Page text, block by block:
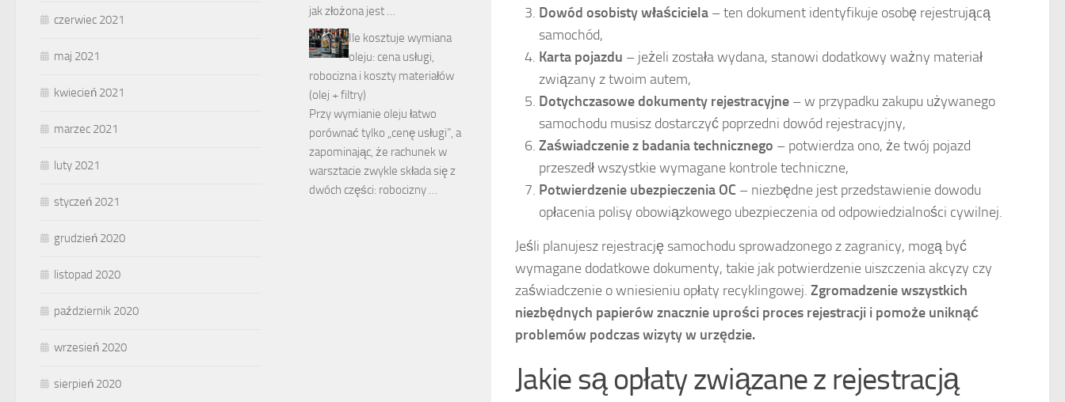
Dowód osobisty właściciela – ten dokument identyfikuje osobę rejestrującą
samochód,
Karta pojazdu – jeżeli została wydana, stanowi dodatkowy ważny materiał
związany z twoim autem,
Dotychczasowe dokumenty rejestracyjne – w przypadku zakupu używanego
samochodu musisz dostarczyć poprzedni dowód rejestracyjny,
Zaświadczenie z badania technicznego – potwierdza ono, że twój pojazd
przeszedł wszystkie wymagane kontrole techniczne,
Potwierdzenie ubezpieczenia OC – niezbędne jest przedstawienie dowodu
opłacenia polisy obowiązkowego ubezpieczenia od odpowiedzialności cywilnej.
Jeśli planujesz rejestrację samochodu sprowadzonego z zagranicy, mogą być
wymagane dodatkowe dokumenty, takie jak potwierdzenie uiszczenia akcyzy czy
zaświadczenie o wniesieniu opłaty recyklingowej. Zgromadzenie wszystkich
niezbędnych papierów znacznie uprości proces rejestracji i pomoże uniknąć
problemów podczas wizyty w urzędzie.
Jakie są opłaty związane z rejestracją
czerwiec 2021
maj 2021
kwiecień 2021
marzec 2021
luty 2021
styczeń 2021
grudzień 2020
listopad 2020
październik 2020
wrzesień 2020
sierpień 2020
jak złożona jest …
Ile kosztuje wymiana
oleju: cena usługi,
robocizna i koszty materiałów
(olej + filtry)
Przy wymianie oleju łatwo
porównać tylko „cenę usługi”, a
zapominając, że rachunek w
warsztacie zwykle składa się z
dwóch części: robocizny …